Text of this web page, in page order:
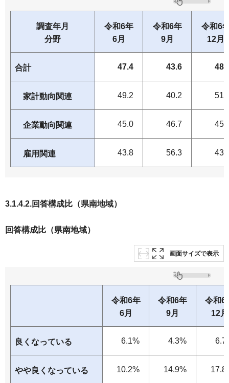
調査年月
分野
令和6年
6月
令和6年
9月
令和6
12月
合計 47.4 43.6
家計動向関連 49.2 40.2
企業動向関連 45.0 46.7
雇用関連 43.8 56.3
3.1.4.2.回答構成比（県南地域）
回答構成比（県南地域）
画面サイズで表示
令和6年
6月
令和6年
9月
令和6
12月
良くなっている 6.1% 4.3%
やや良くなっている 10.2% 14.9%